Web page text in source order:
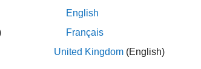
English
Français
United Kingdom (English)